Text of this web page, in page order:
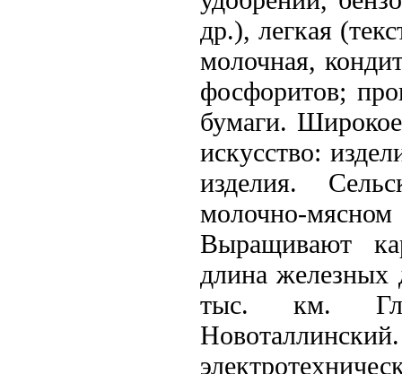
др.), легкая
молочная,
фосфоритов;
бумаги.
искусство:
изделия.
молочно-мясном
Выращивают
длина железных
тыс. км.